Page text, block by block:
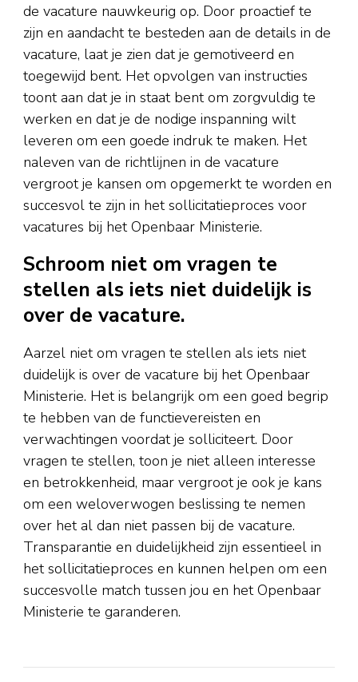
de vacature nauwkeurig op. Door proactief te
zijn en aandacht te besteden aan de details in de
vacature, laat je zien dat je gemotiveerd en
toegewijd bent. Het opvolgen van instructies
toont aan dat je in staat bent om zorgvuldig te
werken en dat je de nodige inspanning wilt
leveren om een goede indruk te maken. Het
naleven van de richtlijnen in de vacature
vergroot je kansen om opgemerkt te worden en
succesvol te zijn in het sollicitatieproces voor
vacatures bij het Openbaar Ministerie.
Schroom niet om vragen te
stellen als iets niet duidelijk is
over de vacature.
Aarzel niet om vragen te stellen als iets niet
duidelijk is over de vacature bij het Openbaar
Ministerie. Het is belangrijk om een goed begrip
te hebben van de functievereisten en
verwachtingen voordat je solliciteert. Door
vragen te stellen, toon je niet alleen interesse
en betrokkenheid, maar vergroot je ook je kans
om een weloverwogen beslissing te nemen
over het al dan niet passen bij de vacature.
Transparantie en duidelijkheid zijn essentieel in
het sollicitatieproces en kunnen helpen om een
succesvolle match tussen jou en het Openbaar
Ministerie te garanderen.